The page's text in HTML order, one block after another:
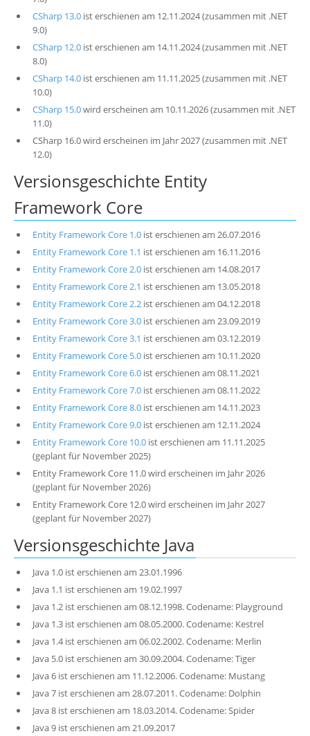
CSharp 13.0ist erschienen am 12.11.2024 (zusammen mit .NET
9.0)
CSharp 12.0ist erschienen am 14.11.2024 (zusammen mit .NET
8.0)
CSharp 14.0ist erschienen am 11.11.2025 (zusammen mit .NET
10.0)
CSharp 15.0wird erscheinen am 10.11.2026 (zusammen mit .NET
11.0)
CSharp 16.0 wird erscheinen im Jahr 2027 (zusammen mit .NET
12.0)
Versionsgeschichte Entity
Framework Core
Entity Framework Core 1.0ist erschienen am 26.07.2016
Entity Framework Core 1.1 ist erschienen am 16.11.2016
Entity Framework Core 2.0ist erschienen am 14.08.2017
Entity Framework Core 2.1 ist erschienen am 13.05.2018
Entity Framework Core 2.2ist erschienen am 04.12.2018
Entity Framework Core 3.0ist erschienen am 23.09.2019
Entity Framework Core 3.1 ist erschienen am 03.12.2019
Entity Framework Core 5.0ist erschienen am 10.11.2020
Entity Framework Core 6.0ist erschienen am 08.11.2021
Entity Framework Core 7.0ist erschienen am 08.11.2022
Entity Framework Core 8.0ist erschienen am 14.11.2023
Entity Framework Core 9.0ist erschienen am 12.11.2024
Entity Framework Core 10.0ist erschienen am 11.11.2025
(geplant für November 2025)
Entity Framework Core 11.0 wird erscheinen im Jahr 2026
(geplant für November 2026)
Entity Framework Core 12.0 wird erscheinen im Jahr 2027
(geplant für November 2027)
Versionsgeschichte Java
Java 1.0 ist erschienen am 23.01.1996
Java 1.1 ist erschienen am 19.02.1997
Java 1.2 ist erschienen am 08.12.1998. Codename: Playground
Java 1.3 ist erschienen am 08.05.2000. Codename: Kestrel
Java 1.4 ist erschienen am 06.02.2002. Codename: Merlin
Java 5.0 ist erschienen am 30.09.2004. Codename: Tiger
Java 6 ist erschienen am 11.12.2006. Codename: Mustang
Java 7 ist erschienen am 28.07.2011. Codename: Dolphin
Java 8 ist erschienen am 18.03.2014. Codename: Spider
Java 9 ist erschienen am 21.09.2017